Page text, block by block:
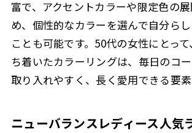
富で、アクセントカラーや限定色の
め、個性的なカラーを選んで自分ら
ことも可能です。50代の女性にとっ
ち着いたカラーリングは、毎日のコ
取り入れやすく、長く愛用できる要素
ニューバランスレディース人気